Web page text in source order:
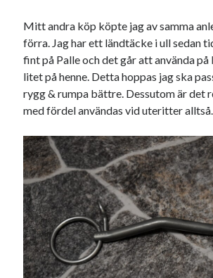
maj 2026
april 2026
mars 2026
februari 2026
januari 2026
december 2025
oktober 2025
september 2025
augusti 2025
juli 2025
juni 2025
maj 2025
april 2025
mars 2025
Mitt andra köp köpte jag av samma
förra. Jag har ett ländtäcke i ull sedan
fint på Palle och det går att använda på
litet på henne. Detta hoppas jag ska
rygg & rumpa bättre. Dessutom är det
med fördel användas vid uteritter alltså.